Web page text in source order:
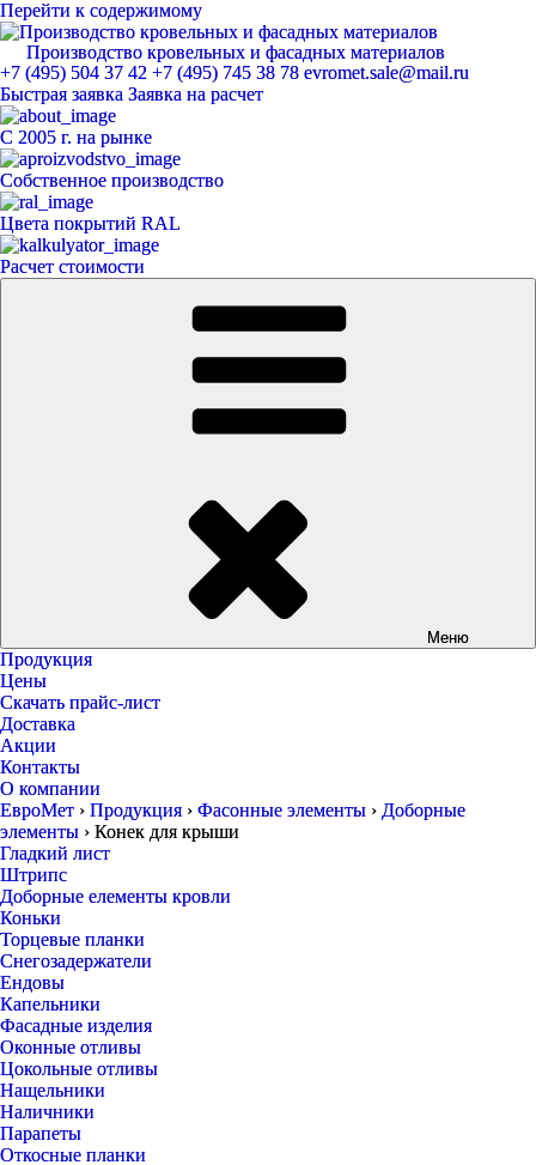
Перейти к содержимому
Производство кровельных и фасадных материалов
ЕвроМет
+7 (495) 504 37 42 +7 (495) 745 38 78 evromet.sale@mail.ru
Быстрая заявка Заявка на расчет
С 2005 г. на рынке
Собственное производство
Цвета покрытий RAL
Расчет стоимости
Меню
Продукция
Цены
Скачать прайс-лист
Доставка
Акции
Контакты
О компании
ЕвроМет › Продукция › Фасонные элементы › Доборные
элементы › Конек для крыши
Гладкий лист
Штрипс
Доборные елементы кровли
Коньки
Торцевые планки
Снегозадержатели
Ендовы
Капельники
Фасадные изделия
Оконные отливы
Цокольные отливы
Нащельники
Наличники
Парапеты
Откосные планки